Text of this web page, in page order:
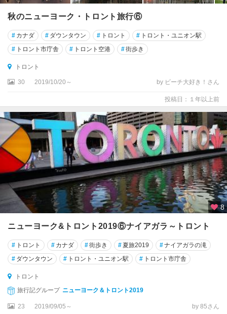
ー
・
ル
ッ
ク
チ
ュ
ワ
ン
州
サ
ス
ト
ゥ
ー
サ
・
ピ
ク
秋のニューヨーク・トロント旅行⑥
# カナダ # ダウンタウン # トロント # トロント・ユニオン駅
# トロント市庁舎 # トロント空港 #街歩き
トロント
30 2019/10/20～ by ビーチ大好き！さん
投稿日：１年以上前
8
ニューヨーク&トロント2019⑥ナイアガラ～トロント
# トロント # カナダ #街歩き #夏旅2019 #ナイアガラの滝
# ダウンタウン # トロント・ユニオン駅 # トロント市庁舎
トロント
旅行記グループ ニューヨーク＆トロント2019
23 2019/09/05～ by 85さん